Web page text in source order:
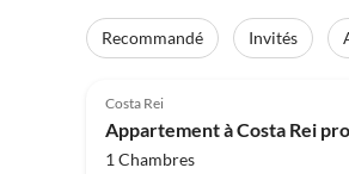
Recommandé Invités
Costa Rei
1 Chambres